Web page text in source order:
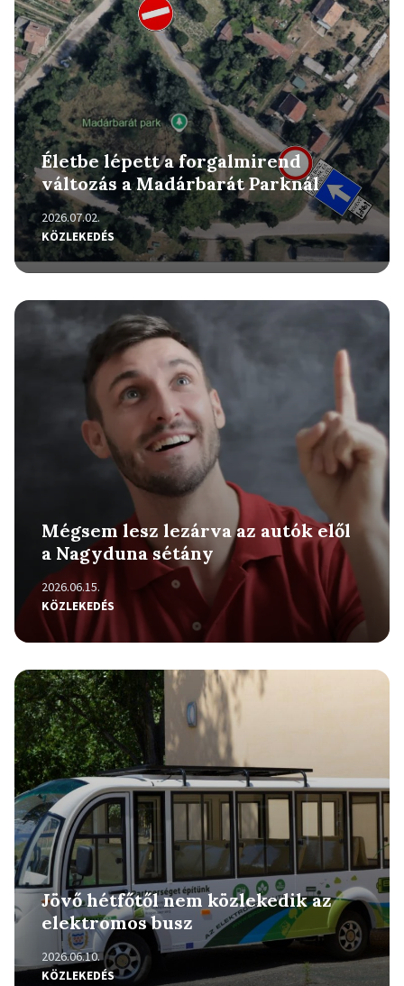
Életbe lépett a forgalmirend
változás a Madárbarát Parknál
2026.07.02.
KÖZLEKEDÉS
Mégsem lesz lezárva az autók elől
a Nagyduna sétány
2026.06.15.
KÖZLEKEDÉS
Részletek
Jövő hétfőtől nem közlekedik az
elektromos busz
2026.06.10.
KÖZLEKEDÉS
Részletek